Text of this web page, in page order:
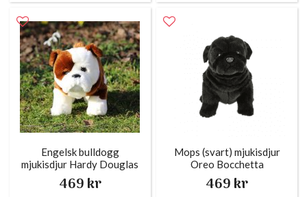
Engelsk bulldogg
mjukisdjur Hardy Douglas
469 kr
Mops (svart) mjukisdjur
Oreo Bocchetta
469 kr